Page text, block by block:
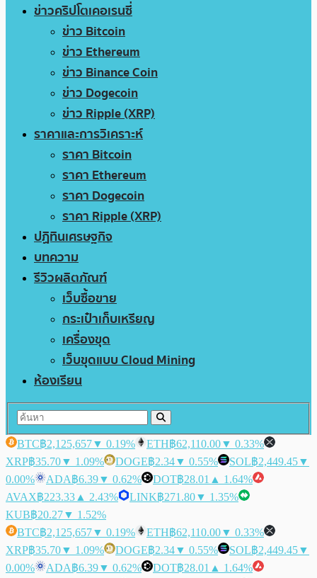
ข่าวคริปโตเคอเรนซี่
ข่าว Bitcoin
ข่าว Ethereum
ข่าว Binance Coin
ข่าว Dogecoin
ข่าว Ripple (XRP)
ราคาและการวิเคราะห์
ราคา Bitcoin
ราคา Ethereum
ราคา Dogecoin
ราคา Ripple (XRP)
ปฏิทินเศรษฐกิจ
บทความ
รีวิวผลิตภัณฑ์
เว็บซื้อขาย
กระเป๋าเก็บเหรียญ
เครื่องขุด
เว็บขุดแบบ Cloud Mining
ห้องเรียน
BTC฿2,125,657▼ 0.19% ETH฿62,110.00▼ 0.33%
XRP฿35.70▼ 1.09% DOGE฿2.34▼ 0.55% SOL฿2,449.45▼
0.00%
ADA฿6.39▼ 0.62% DOT฿28.01 ▲ 1.64%
AVAX฿223.33 ▲ 2.43% LINK฿271.80▼ 1.35%
KUB฿20.27▼ 1.52%
BTC฿2,125,657▼ 0.19% ETH฿62,110.00▼ 0.33%
XRP฿35.70▼ 1.09% DOGE฿2.34▼ 0.55% SOL฿2,449.45▼
0.00%
ADA฿6.39▼ 0.62% DOT฿28.01 ▲ 1.64%